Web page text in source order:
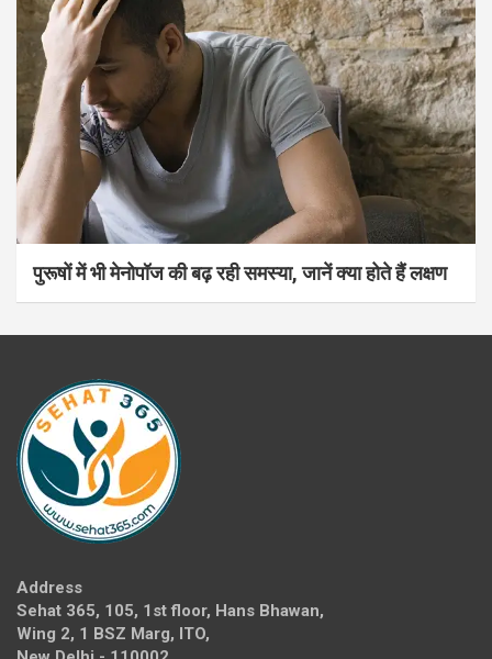
पुरूषों में भी मेनोपॉज की बढ़ रही समस्या, जानें क्या होते हैं लक्षण
Address
Sehat 365, 105, 1st floor, Hans Bhawan,
Wing 2, 1 BSZ Marg, ITO,